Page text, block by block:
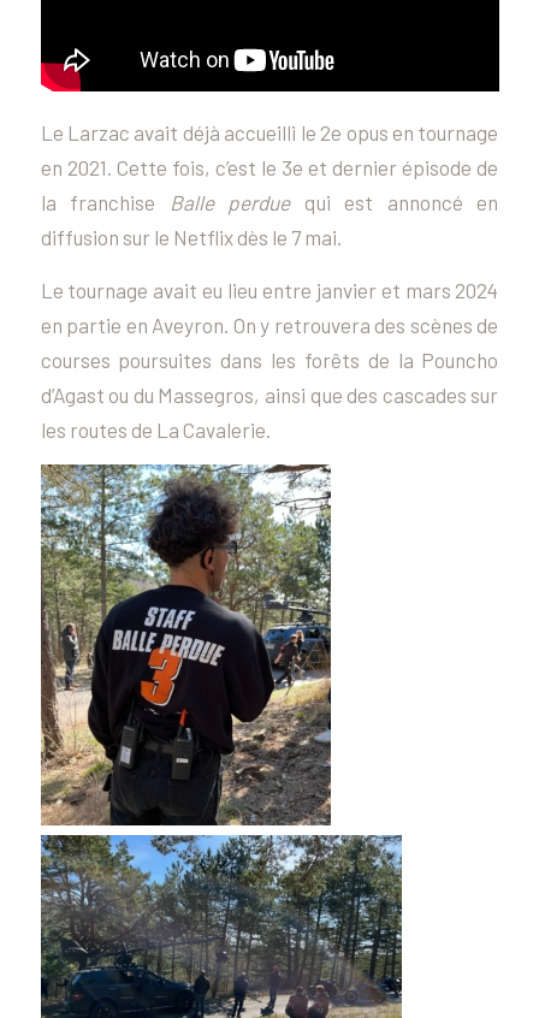
Le Larzac avait déjà accueilli le 2e opus en tournage
en 2021. Cette fois, c’est le 3e et dernier épisode de
la franchise
Balle perduequi est annoncé en
diffusion sur le Netflix dès le 7 mai.
Le tournage avait eu lieu entre janvier et mars 2024
en partie en Aveyron. On y retrouvera des scènes de
courses poursuites dans les forêts de la Pouncho
d’Agast ou du Massegros, ainsi que des cascades sur
les routes de La Cavalerie.